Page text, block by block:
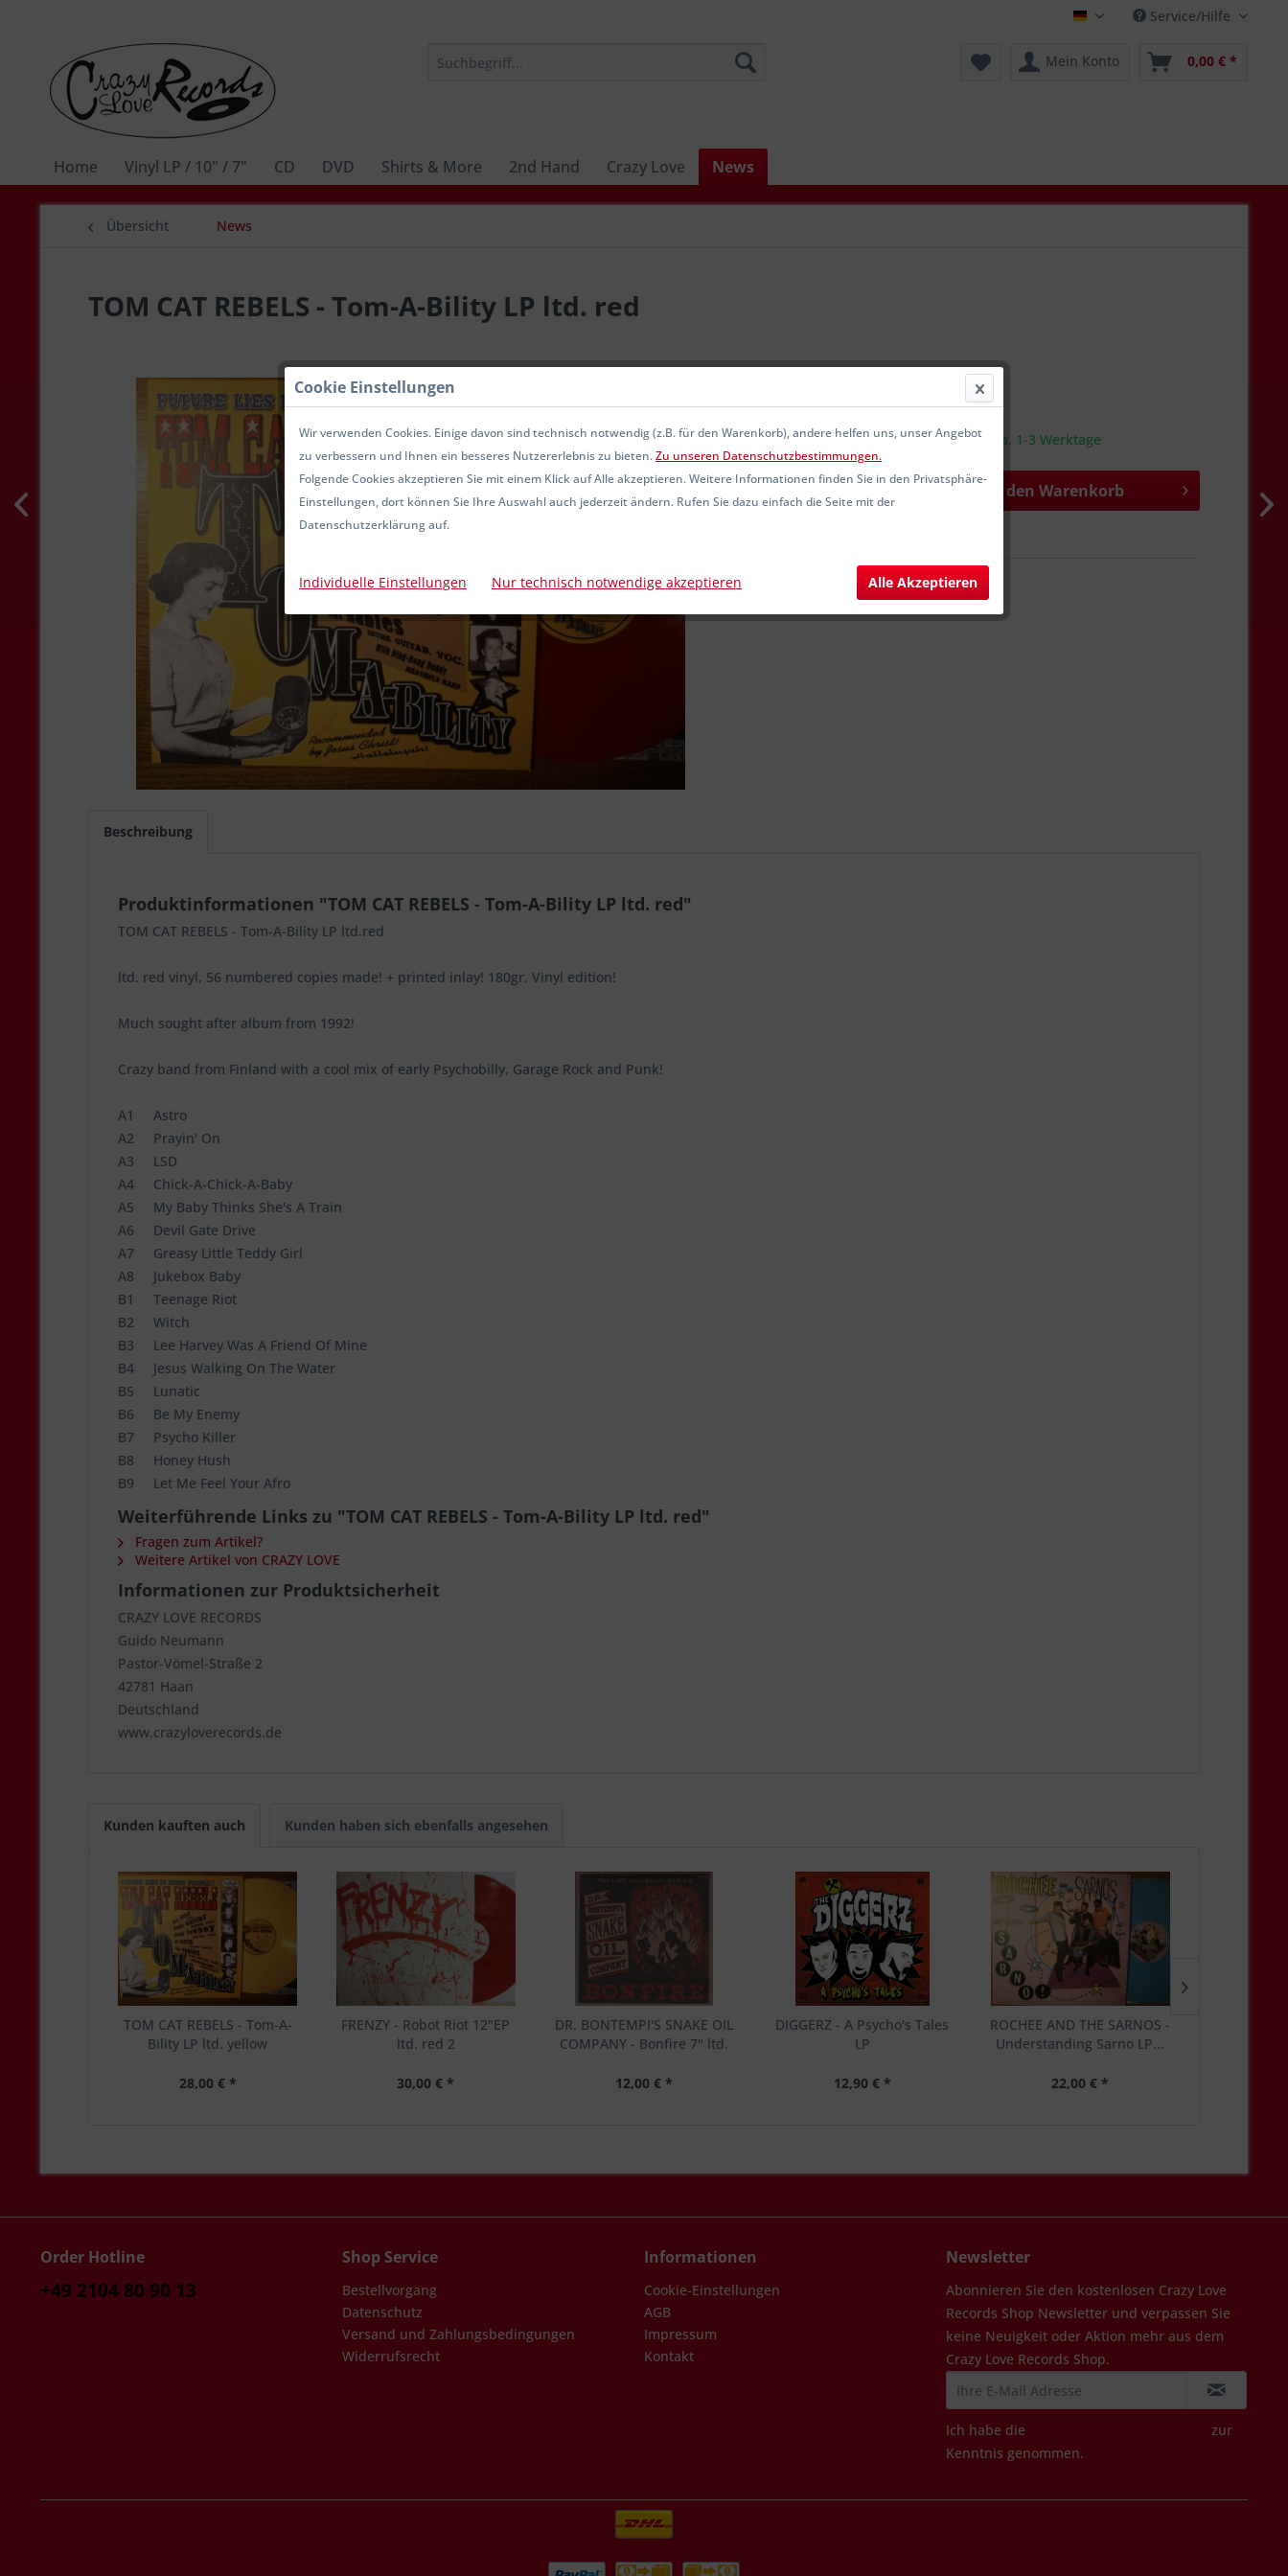
Deutsch Service/Hilfe
Mein Konto 0,00 € *
Home Vinyl LP / 10" / 7" CD DVD Shirts & More 2nd Hand Crazy Love News
Übersicht News
TOM CAT REBELS - Tom-A-Bility LP ltd. red
Sofort versandfertig, Lieferzeit ca. 1-3 Werktage
In den Warenkorb
SW12499
Beschreibung
Produktinformationen "TOM CAT REBELS - Tom-A-Bility LP ltd. red"
TOM CAT REBELS - Tom-A-Bility LP ltd.red
ltd. red vinyl, 56 numbered copies made! + printed inlay! 180gr. Vinyl edition!
Much sought after album from 1992!
Crazy band from Finland with a cool mix of early Psychobilly, Garage Rock and Punk!
A1 Astro
A2 Prayin' On
A3 LSD
A4 Chick-A-Chick-A-Baby
A5 My Baby Thinks She's A Train
A6 Devil Gate Drive
A7 Greasy Little Teddy Girl
A8 Jukebox Baby
B1 Teenage Riot
B2 Witch
B3 Lee Harvey Was A Friend Of Mine
B4 Jesus Walking On The Water
B5 Lunatic
B6 Be My Enemy
B7 Psycho Killer
B8 Honey Hush
B9 Let Me Feel Your Afro
Weiterführende Links zu "TOM CAT REBELS - Tom-A-Bility LP ltd. red"
Fragen zum Artikel?
Weitere Artikel von CRAZY LOVE
Informationen zur Produktsicherheit
CRAZY LOVE RECORDS
Guido Neumann
Pastor-Vömel-Straße 2
42781 Haan
Deutschland
www.crazyloverecords.de
Kunden kauften auch Kunden haben sich ebenfalls angesehen
TOM CAT REBELS - Tom-A-
Bility LP ltd. yellow
28,00 € *
FRENZY - Robot Riot 12"EP
ltd. red 2
30,00 € *
DR. BONTEMPI'S SNAKE OIL
COMPANY - Bonfire 7" ltd.
12,00 € *
DIGGERZ - A Psycho's Tales
LP
12,90 € *
ROCHEE AND THE SARNOS -
Understanding Sarno LP...
22,00 € *
Order Hotline
+49 2104 80 90 13
Shop Service
Bestellvorgang
Datenschutz
Versand und Zahlungsbedingungen
Widerrufsrecht
Informationen
Cookie-Einstellungen
AGB
Impressum
Kontakt
Newsletter
Abonnieren Sie den kostenlosen Crazy Love
Records Shop Newsletter und verpassen Sie
keine Neuigkeit oder Aktion mehr aus dem
Crazy Love Records Shop.
Ich habe die
zur
Kenntnis genommen.
Cookie Einstellungen
Wir verwenden Cookies. Einige davon sind technisch notwendig (z.B. für den Warenkorb), andere helfen uns, unser Angebot
zu verbessern und Ihnen ein besseres Nutzererlebnis zu bieten.Zu unseren Datenschutzbestimmungen.
Folgende Cookies akzeptieren Sie mit einem Klick auf Alle akzeptieren. Weitere Informationen finden Sie in den Privatsphäre-
Einstellungen, dort können Sie Ihre Auswahl auch jederzeit ändern. Rufen Sie dazu einfach die Seite mit der
Datenschutzerklärung auf.
Individuelle Einstellungen Nur technisch notwendige akzeptieren Alle Akzeptieren